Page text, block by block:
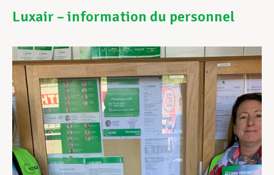
Vos droits
Assistance en vie privée
Développement professionnel
Devenir Membre
Luxair – information du personnel